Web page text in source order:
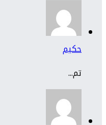
حكيم
تم...